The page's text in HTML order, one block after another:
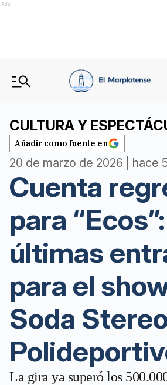
Ads
CULTURA Y
Añadir como fuente en
20 de marzo de 2026 | hace
Cuenta
para “Ecos”:
últimas
para el
Soda
La gira ya superó los